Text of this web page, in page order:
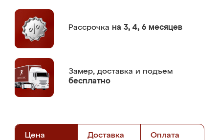
Рассрочка на 3, 4, 6 месяцев
Замер, доставка и подъем
бесплатно
Цена Доставка Оплата